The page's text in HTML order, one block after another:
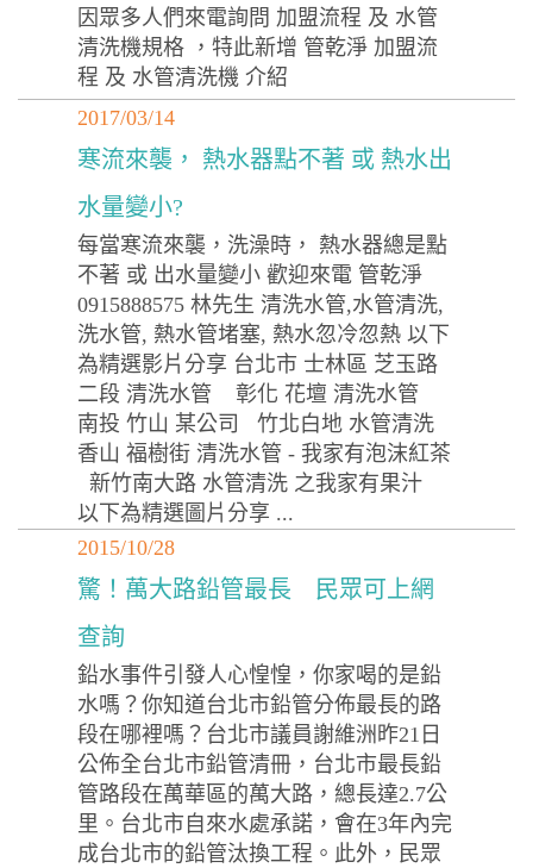
因眾多人們來電詢問 加盟流程 及 水管
清洗機規格 ，特此新增 管乾淨 加盟流
程 及 水管清洗機 介紹
2017/03/14
寒流來襲， 熱水器點不著 或 熱水出
水量變小?
每當寒流來襲，洗澡時， 熱水器總是點
不著 或 出水量變小 歡迎來電 管乾淨
0915888575 林先生 清洗水管,水管清洗,
洗水管, 熱水管堵塞, 熱水忽冷忽熱 以下
為精選影片分享 台北市 士林區 芝玉路
二段 清洗水管 彰化 花壇 清洗水管
南投 竹山 某公司 竹北白地 水管清洗
香山 福樹街 清洗水管 - 我家有泡沫紅茶
新竹南大路 水管清洗 之我家有果汁
以下為精選圖片分享 ...
2015/10/28
驚！萬大路鉛管最長 民眾可上網
查詢
鉛水事件引發人心惶惶，你家喝的是鉛
水嗎？你知道台北市鉛管分佈最長的路
段在哪裡嗎？台北市議員謝維洲昨21日
公佈全台北市鉛管清冊，台北市最長鉛
管路段在萬華區的萬大路，總長達2.7公
里。台北市自來水處承諾，會在3年內完
成台北市的鉛管汰換工程。此外，民眾